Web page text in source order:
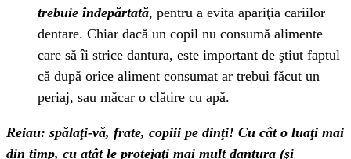
trebuie îndepărtată, pentru a evita apariţia cariilor
dentare. Chiar dacă un copil nu consumă alimente
care să îi strice dantura, este important de ştiut faptul
că după orice aliment consumat ar trebui făcut un
periaj, sau măcar o clătire cu apă.
Reiau: spălaţi-vă, frate, copiii pe dinţi! Cu cât o luaţi mai
din timp, cu atât le protejaţi mai mult dantura (şi